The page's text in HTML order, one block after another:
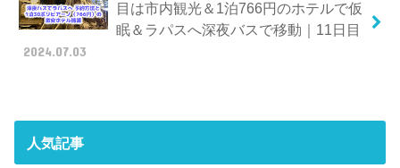
目は市内観光＆1泊766円のホテルで仮
眠＆ラパスへ深夜バスで移動｜11日目
2024.07.03
人気記事